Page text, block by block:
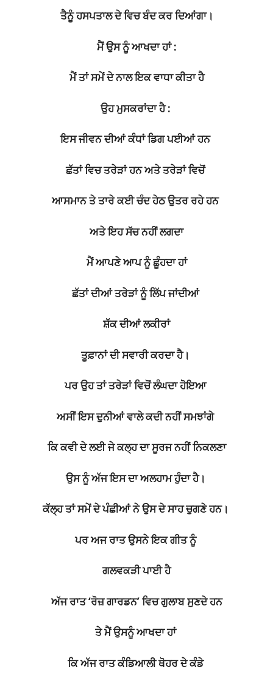
ਤੈਨੂੰ ਹਸਪਤਾਲ ਦੇ ਵਿਚ ਬੰਦ ਕਰ ਦਿਆਂਗਾ।
ਮੈਂ ਉਸ ਨੂੰ ਆਖਦਾ ਹਾਂ :
ਮੈਂ ਤਾਂ ਸਮੇਂ ਦੇ ਨਾਲ ਇਕ ਵਾਧਾ ਕੀਤਾ ਹੈ
ਉਹ ਮੁਸਕਰਾਂਦਾ ਹੈ :
ਇਸ ਜੀਵਨ ਦੀਆਂ ਕੰਧਾਂ ਡਿਗ ਪਈਆਂ ਹਨ
ਛੱਤਾਂ ਵਿਚ ਤਰੇੜਾਂ ਹਨ ਅਤੇ ਤਰੇੜਾਂ ਵਿਚੋਂ
ਆਸਮਾਨ ਤੇ ਤਾਰੇ ਕਈ ਚੰਦ ਹੇਠ ਉਤਰ ਰਹੇ ਹਨ
ਅਤੇ ਇਹ ਸੱਚ ਨਹੀਂ ਲਗਦਾ
ਮੈਂ ਆਪਣੇ ਆਪ ਨੂੰ ਛੂੰਹਦਾ ਹਾਂ
ਛੱਤਾਂ ਦੀਆਂ ਤਰੇੜਾਂ ਨੂੰ ਲਿੱਪ ਜਾਂਦੀਆਂ
ਸ਼ੱਕ ਦੀਆਂ ਲਕੀਰਾਂ
ਤੂਫ਼ਾਨਾਂ ਦੀ ਸਵਾਰੀ ਕਰਦਾ ਹੈ।
ਪਰ ਉਹ ਤਾਂ ਤਰੇੜਾਂ ਵਿਚੋਂ ਲੰਘਦਾ ਹੋਇਆ
ਅਸੀਂ ਇਸ ਦੁਨੀਆਂ ਵਾਲੇ ਕਦੀ ਨਹੀਂ ਸਮਝਾਂਗੇ
ਕਿ ਕਵੀ ਦੇ ਲਈ ਜੇ ਕਲ੍ਹ ਦਾ ਸੂਰਜ ਨਹੀਂ ਨਿਕਲਣਾ
ਉਸ ਨੂੰ ਅੱਜ ਇਸ ਦਾ ਅਲਹਾਮ ਹੁੰਦਾ ਹੈ।
ਕੱਲ੍ਹ ਤਾਂ ਸਮੇਂ ਦੇ ਪੰਛੀਆਂ ਨੇ ਉਸ ਦੇ ਸਾਹ ਚੁਗਣੇ ਹਨ।
ਪਰ ਅਜ ਰਾਤ ਉਸਨੇ ਇਕ ਗੀਤ ਨੂੰ
ਗਲਵਕੜੀ ਪਾਈ ਹੈ
ਅੱਜ ਰਾਤ ‘ਰੋਜ਼ ਗਾਰਡਨ’ ਵਿਚ ਗੁਲਾਬ ਸੁਣਦੇ ਹਨ
ਤੇ ਮੈਂ ਉਸਨੂੰ ਆਖਦਾ ਹਾਂ
ਕਿ ਅੱਜ ਰਾਤ ਕੰਡਿਆਲੀ ਥੋਹਰ ਦੇ ਕੰਡੇ